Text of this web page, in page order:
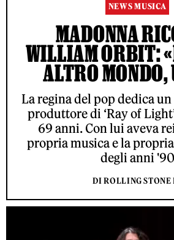
NEWS MUSICA
MADONNA
WILLIAM ORBIT:
ALTRO MONDO,
La regina del pop dedica
produttore di ‘Ray of
69 anni. Con lui aveva
propria musica e la
degli anni '90
DI ROLLING STONE